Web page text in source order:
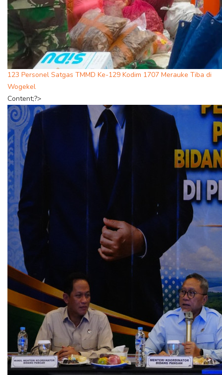
123 Personel Satgas TMMD Ke-129 Kodim 1707 Merauke Tiba di
Wogekel
Content;?>